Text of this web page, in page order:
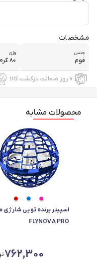
مشخصات
جنس
فوم
وزن
۸۰ گرم
۷ روز ضمانت بازگشت کالا
محصولات مشابه
اسپینر پرنده توپی شارژی
FLYNOVA PRO
762,300